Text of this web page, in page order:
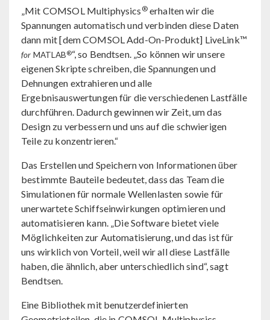
„Mit COMSOL Multiphysics ®erhalten wir die
Spannungen automatisch und verbinden diese Daten
dann mit [dem COMSOL Add-On-Produkt] LiveLink™
for MATLAB®“, so Bendtsen. „So können wir unsere
eigenen Skripte schreiben, die Spannungen und
Dehnungen extrahieren und alle
Ergebnisauswertungen für die verschiedenen Lastfälle
durchführen. Dadurch gewinnen wir Zeit, um das
Design zu verbessern und uns auf die schwierigen
Teile zu konzentrieren.“
Das Erstellen und Speichern von Informationen über
bestimmte Bauteile bedeutet, dass das Team die
Simulationen für normale Wellenlasten sowie für
unerwartete Schiffseinwirkungen optimieren und
automatisieren kann. „Die Software bietet viele
Möglichkeiten zur Automatisierung, und das ist für
uns wirklich von Vorteil, weil wir all diese Lastfälle
haben, die ähnlich, aber unterschiedlich sind“, sagt
Bendtsen.
Eine Bibliothek mit benutzerdefinierten